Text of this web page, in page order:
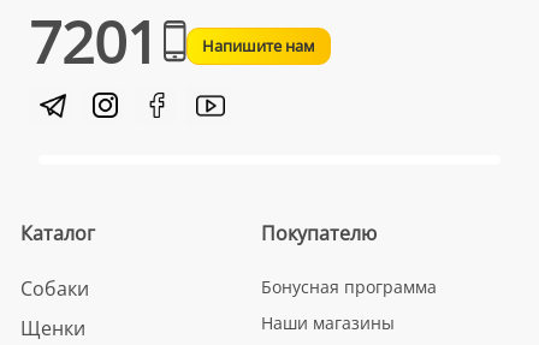
7201 Напишите нам
Каталог
Собаки
Щенки
Покупателю
Бонусная программа
Наши магазины